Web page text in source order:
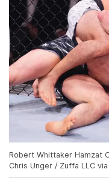
Robert Whittaker Hamzat
Chris Unger / Zuffa LLC